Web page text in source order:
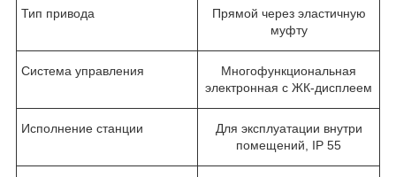
Тип привода
Прямой через эластичную
муфту
Система управления
Многофункциональная
электронная с ЖК-дисплеем
Исполнение станции
Для эксплуатации внутри
помещений, IP 55